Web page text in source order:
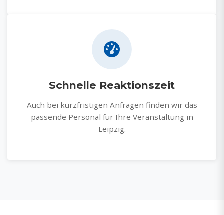
Schnelle Reaktionszeit
Auch bei kurzfristigen Anfragen finden wir das
passende Personal für Ihre Veranstaltung in
Leipzig.